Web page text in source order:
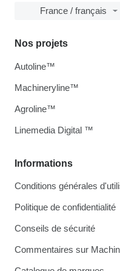
France / français
Informations
Conditions générales
Politique de confidentialité
Conseils de sécurité
Commentaires sur
Nos projets
Autoline™
Machineryline™
Agroline™
Linemedia Digital ™